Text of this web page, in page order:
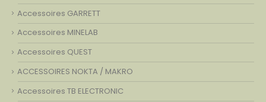
Accessoires GARRETT
Accessoires MINELAB
Accessoires QUEST
ACCESSOIRES NOKTA / MAKRO
Accessoires TB ELECTRONIC